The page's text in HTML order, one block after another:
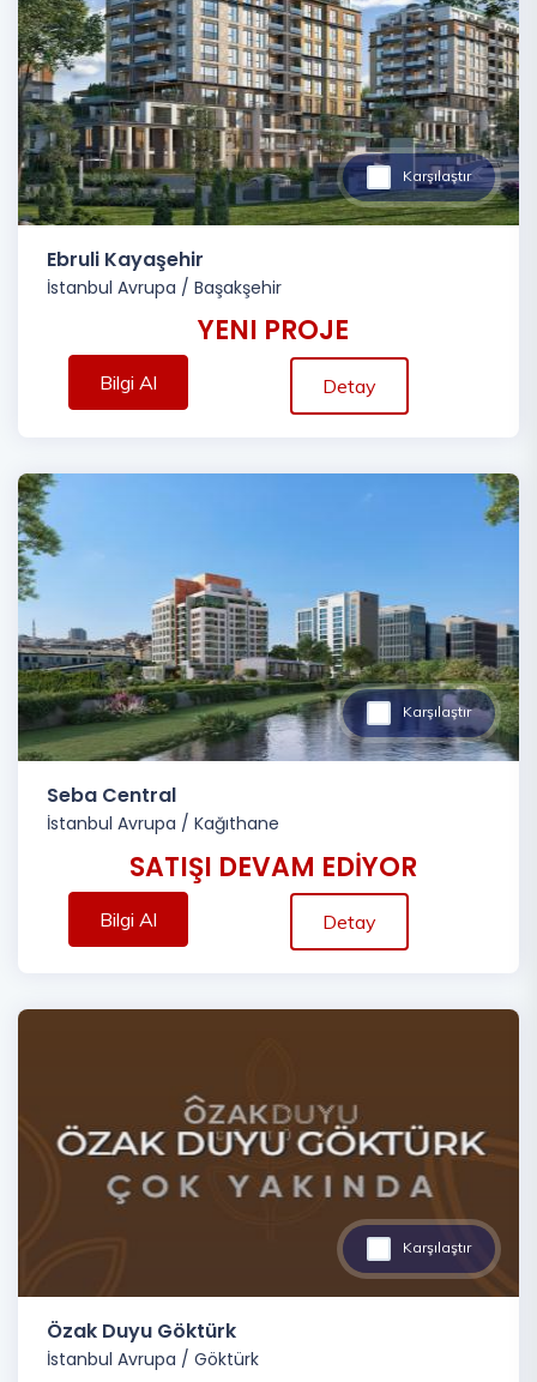
Karşılaştır
Ebruli Kayaşehir
İstanbul Avrupa / Başakşehir
YENI PROJE
Bilgi Al Detay
Karşılaştır
Seba Central
İstanbul Avrupa / Kağıthane
SATIŞI DEVAM EDİYOR
Bilgi Al Detay
Karşılaştır
Özak Duyu Göktürk
İstanbul Avrupa / Göktürk